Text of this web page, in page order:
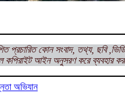
প্রচারিত কোন সংবাদ, তথ্য, ছবি
কপিরাইট আইন অনুসরণ করে ব্যবহার
অভিযান